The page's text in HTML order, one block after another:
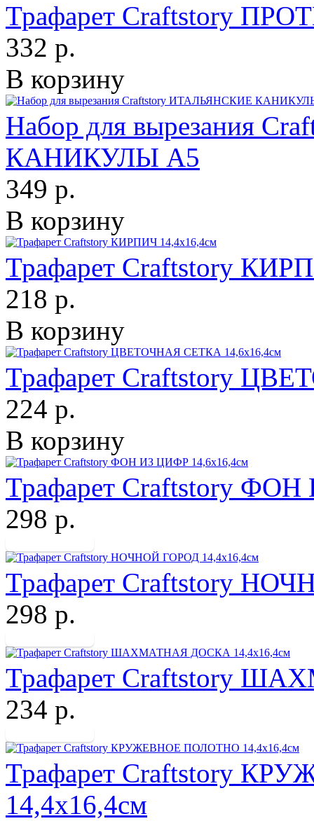
Трафарет Craftstory
332 р.
В корзину
Набор для вырезания
КАНИКУЛЫ А5
349 р.
В корзину
Трафарет Craftstory
218 р.
В корзину
Трафарет Craftstory
224 р.
В корзину
Трафарет Craftstory
298 р.
Трафарет Craftstory
298 р.
Трафарет Craftstory
234 р.
Трафарет Craftstory
14,4х16,4см